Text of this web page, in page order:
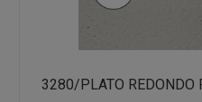
3280/PLATO REDONDO